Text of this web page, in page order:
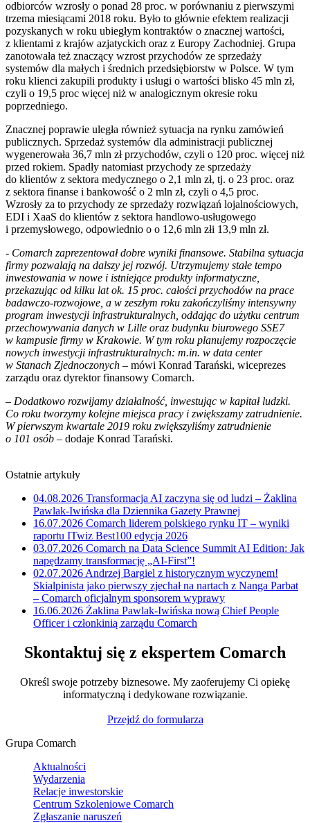
odbiorców wzrosły o ponad 28 proc. w porównaniu z pierwszymi
trzema miesiącami 2018 roku. Było to głównie efektem realizacji
pozyskanych w roku ubiegłym kontraktów o znacznej wartości,
z klientami z krajów azjatyckich oraz z Europy Zachodniej. Grupa
zanotowała też znaczący wzrost przychodów ze sprzedaży
systemów dla małych i średnich przedsiębiorstw w Polsce. W tym
roku klienci zakupili produkty i usługi o wartości blisko 45 mln zł,
czyli o 19,5 proc więcej niż w analogicznym okresie roku
poprzedniego.
Znacznej poprawie uległa również sytuacja na rynku zamówień
publicznych. Sprzedaż systemów dla administracji publicznej
wygenerowała 36,7 mln zł przychodów, czyli o 120 proc. więcej niż
przed rokiem. Spadły natomiast przychody ze sprzedaży
do klientów z sektora medycznego o 2,1 mln zł, tj. o 23 proc. oraz
z sektora finanse i bankowość o 2 mln zł, czyli o 4,5 proc.
Wzrosły za to przychody ze sprzedaży rozwiązań lojalnościowych,
EDI i XaaS do klientów z sektora handlowo-usługowego
i przemysłowego, odpowiednio o o 12,6 mln złi 13,9 mln zł.
- Comarch zaprezentował dobre wyniki finansowe. Stabilna sytuacja
firmy pozwalają na dalszy jej rozwój. Utrzymujemy stałe tempo
inwestowania w nowe i istniejące produkty informatyczne,
przekazując od kilku lat ok. 15 proc. całości przychodów na prace
badawczo-rozwojowe, a w zeszłym roku zakończyliśmy intensywny
program inwestycji infrastrukturalnych, oddając do użytku centrum
przechowywania danych w Lille oraz budynku biurowego SSE7
w kampusie firmy w Krakowie. W tym roku planujemy rozpoczęcie
nowych inwestycji infrastrukturalnych: m.in. w data center
w Stanach Zjednoczonych – mówi Konrad Tarański, wiceprezes
zarządu oraz dyrektor finansowy Comarch.
– Dodatkowo rozwijamy działalność, inwestując w kapitał ludzki.
Co roku tworzymy kolejne miejsca pracy i zwiększamy zatrudnienie.
W pierwszym kwartale 2019 roku zwiększyliśmy zatrudnienie
o 101 osób – dodaje Konrad Tarański.
Ostatnie artykuły
04.08.2026 Transformacja AI zaczyna się od ludzi – Żaklina
Pawlak-Iwińska dla Dziennika Gazety Prawnej
16.07.2026 Comarch liderem polskiego rynku IT – wyniki
raportu ITwiz Best100 edycja 2026
03.07.2026 Comarch na Data Science Summit AI Edition: Jak
napędzamy transformację „AI-First”!
02.07.2026 Andrzej Bargiel z historycznym wyczynem!
Skialpinista jako pierwszy zjechał na nartach z Nanga Parbat
– Comarch oficjalnym sponsorem wyprawy
16.06.2026 Żaklina Pawlak-Iwińska nową Chief People
Officer i członkinią zarządu Comarch
Skontaktuj się z ekspertem Comarch
Określ swoje potrzeby biznesowe. My zaoferujemy Ci opiekę
informatyczną i dedykowane rozwiązanie.
Przejdź do formularza
Grupa Comarch
Aktualności
Wydarzenia
Relacje inwestorskie
Centrum Szkoleniowe Comarch
Zgłaszanie naruszeń